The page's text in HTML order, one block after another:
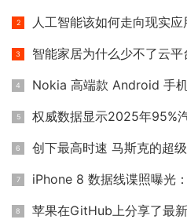
人工智能该如何走向现实
智能家居为什么少不了云平
Nokia 高端款 Android 手
权威数据显示2025年95%汽
创下最高时速 马斯克的超
iPhone 8 数据线谍照曝光
苹果在GitHub上分享了最新版